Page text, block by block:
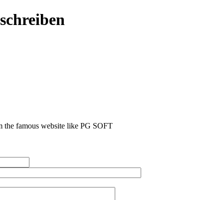
the famous website like PG SOFT